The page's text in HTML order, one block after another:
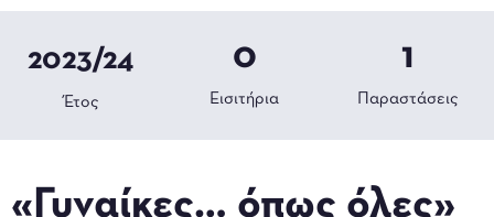
2023/24
Έτος Εισιτήρια
0
Παραστάσεις
1
«Γυναίκες… όπως όλες»